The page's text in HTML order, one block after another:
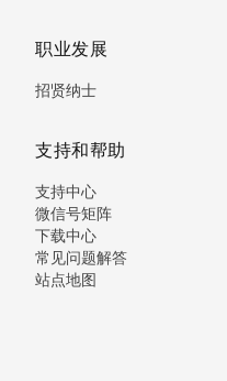
职业发展
招贤纳士
支持和帮助
支持中心
微信号矩阵
下载中心
常见问题解答
站点地图